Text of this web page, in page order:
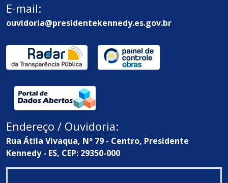
E-mail:
ouvidoria@presidentekennedy.es.gov.br
Endereço / Ouvidoria:
Rua Átila Vivaqua, Nº 79 - Centro, Presidente
Kennedy - ES, CEP: 29350-000